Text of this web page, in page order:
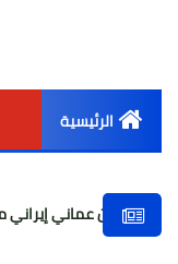
الرئيسية
عماني إيراني مرتقب